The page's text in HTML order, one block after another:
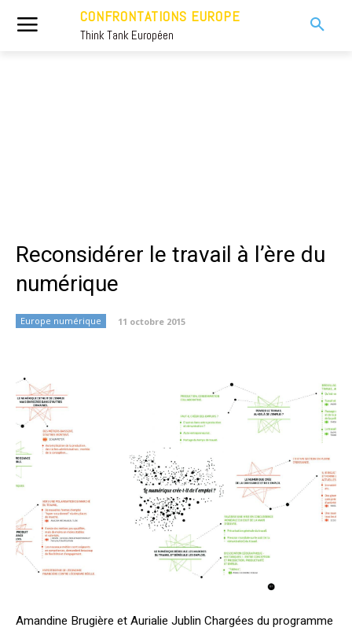
CONFRONTATIONS EUROPE
Think Tank Européen
Reconsidérer le travail à l’ère du
numérique
Europe numérique 11 octobre 2015
Amandine Brugière et Aurialie Jublin Chargées du programme